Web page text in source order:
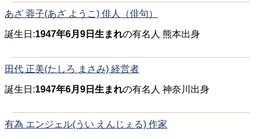
あざ 蓉子(あざ ようこ) 俳人（俳句）
誕生日:1947年6月9日生まれの有名人 熊本出身
田代 正美(たしろ まさみ) 経営者
誕生日:1947年6月9日生まれの有名人 神奈川出身
有為 エンジェル(うい えんじぇる) 作家